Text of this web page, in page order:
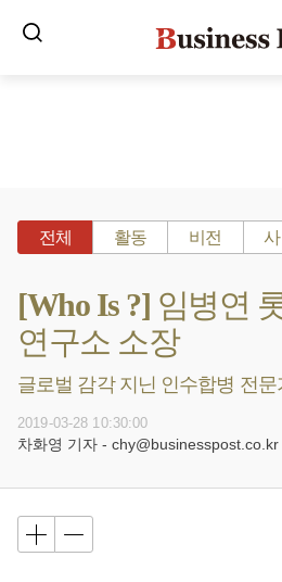
전체 활동 비전
[Who Is ?] 임병연
연구소 소장
글로벌 감각 지닌 인수합병 전문
2019-03-28 10:30:00
차화영 기자 - chy@businesspost.co.kr